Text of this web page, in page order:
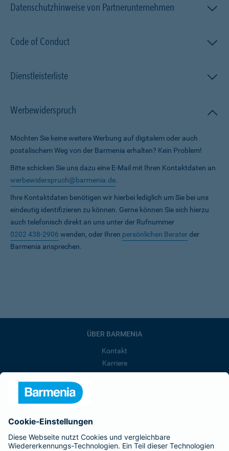
Datenschutzhinweise von Partnerunternehmen
Code of Conduct
Dienstleisterliste
Werbewiderspruch
Möchten Sie keine weitere Werbung auf digitalem oder auch
postalischem Weg von der Barmenia erhalten? Kein Problem!
Bitte schicken Sie uns dazu eine E-Mail mit Ihren Kontaktdaten an
werbewiderspruch@barmenia.de.
Ihre Kontaktdaten benötigen wir hierbei lediglich um Sie bei uns
eindeutig identifizieren zu können. Gerne können Sie sich hierzu
auch telefonisch direkt an uns unter der Rufnummer
0202 438-2906 wenden, oder Ihren persönlichen Beraterder
Barmenia ansprechen.
ÜBER BARMENIA
Kontakt
Karriere
Barmenia ist Teil der BarmeniaGothaer
BELIEBTE SEITEN